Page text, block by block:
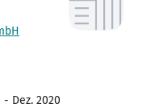
- Dez. 2020